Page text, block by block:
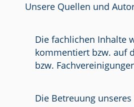
Unsere Quellen und
Die fachlichen Inhalte
kommentiert bzw. auf
bzw.
Die Betreuung